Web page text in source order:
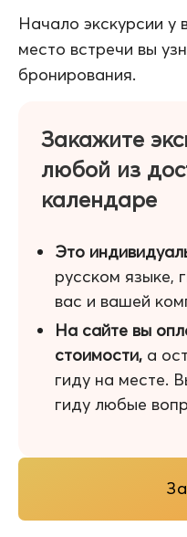
Начало экскурсии у
место встречи вы
бронирования.
Закажите
любой из
календаре
Это
русском языке,
вас и вашей
На сайте вы
стоимости, а
гиду на месте.
гиду любые